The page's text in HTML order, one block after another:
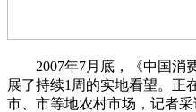
2007年7月底，《中国消
展了持续1周的实地看望。正
市、市等地农村市场，记者